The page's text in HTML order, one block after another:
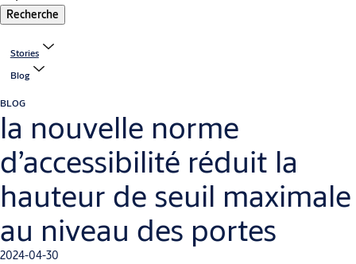
Recherche
Stories
Blog
BLOG
la nouvelle norme
d’accessibilité réduit la
hauteur de seuil maximale
au niveau des portes
2024-04-30